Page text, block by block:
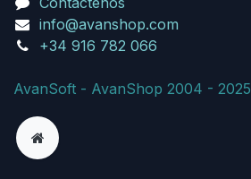
info@avanshop.com
+34 916 782 066
AvanSoft - AvanShop 2004 - 2025